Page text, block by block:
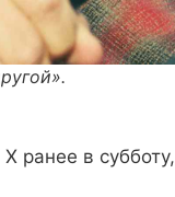
ранее в субботу,